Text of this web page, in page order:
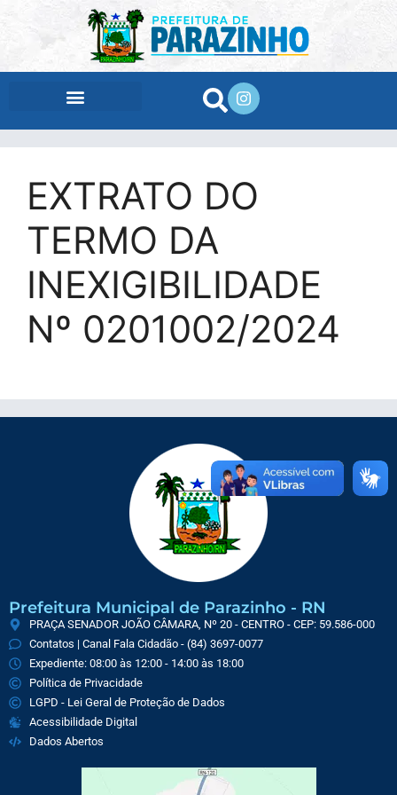
EXTRATO DO
TERMO DA
INEXIGIBILIDADE
Nº 0201002/2024
Prefeitura Municipal de Parazinho - RN
PRAÇA SENADOR JOÃO CÂMARA, Nº 20 - CENTRO - CEP: 59.586-000
Contatos | Canal Fala Cidadão - (84) 3697-0077
Expediente: 08:00 às 12:00 - 14:00 às 18:00
Política de Privacidade
LGPD - Lei Geral de Proteção de Dados
Acessibilidade Digital
Dados Abertos